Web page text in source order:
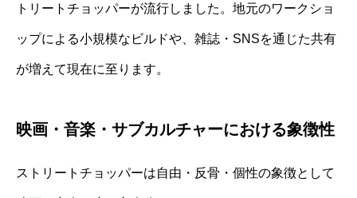
トリートチョッパーが流行しました。地元のワークショ
ップによる小規模なビルドや、雑誌・SNSを通じた共有
が増えて現在に至ります。
映画・音楽・サブカルチャーにおける象徴性
ストリートチョッパーは自由・反骨・個性の象徴として